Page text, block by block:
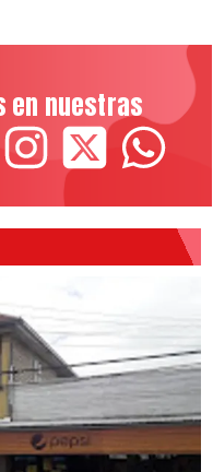
en nuestras